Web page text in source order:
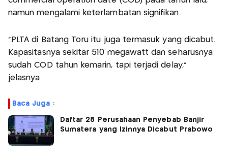
namun mengalami keterlambatan signifikan.
"PLTA di Batang Toru itu juga termasuk yang dicabut.
Kapasitasnya sekitar 510 megawatt dan seharusnya
sudah COD tahun kemarin, tapi terjadi delay,"
jelasnya.
Baca Juga :
Daftar 28 Perusahaan Penyebab Banjir
Sumatera yang Izinnya Dicabut Prabowo